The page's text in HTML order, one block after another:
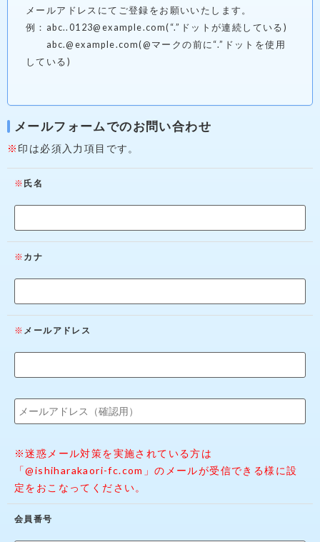
メールアドレスにてご登録をお願いいたします。
例：abc..0123@example.com(“.”ドットが連続している)
abc.@example.com(@マークの前に“.”ドットを使用
している)
メールフォームでのお問い合わせ
印は必須入力項目です。
氏名
カナ
メールアドレス
※迷惑メール対策を実施されている方は
「@ishiharakaori-fc.com」のメールが受信できる様に設
定をおこなってください。
会員番号